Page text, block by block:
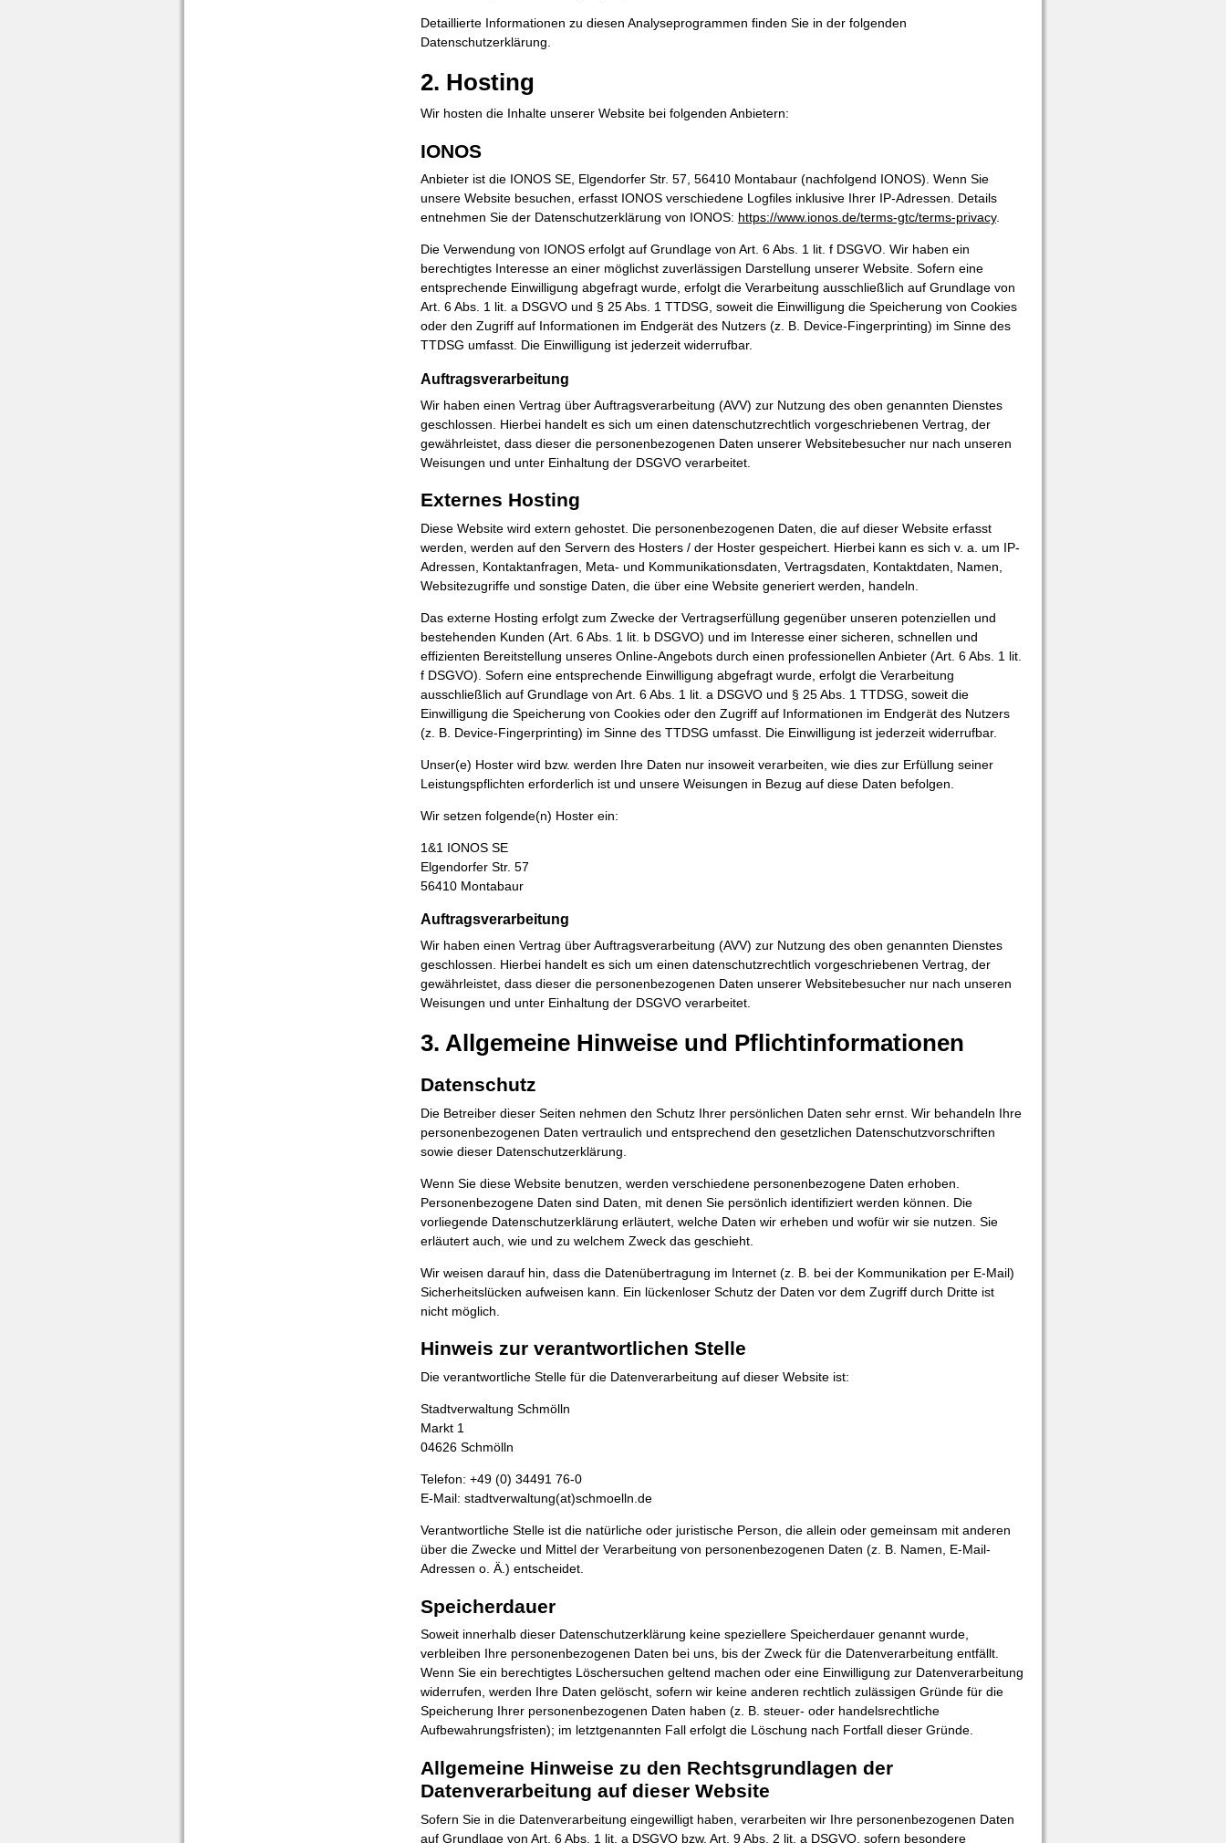
Detaillierte Informationen zu diesen Analyseprogrammen finden Sie in der folgenden
Datenschutzerklärung.
2. Hosting
Wir hosten die Inhalte unserer Website bei folgenden Anbietern:
IONOS
Anbieter ist die IONOS SE, Elgendorfer Str. 57, 56410 Montabaur (nachfolgend IONOS). Wenn Sie
unsere Website besuchen, erfasst IONOS verschiedene Logfiles inklusive Ihrer IP-Adressen. Details
entnehmen Sie der Datenschutzerklärung von IONOS: https://www.ionos.de/terms-gtc/terms-privacy.
Die Verwendung von IONOS erfolgt auf Grundlage von Art. 6 Abs. 1 lit. f DSGVO. Wir haben ein
berechtigtes Interesse an einer möglichst zuverlässigen Darstellung unserer Website. Sofern eine
entsprechende Einwilligung abgefragt wurde, erfolgt die Verarbeitung ausschließlich auf Grundlage von
Art. 6 Abs. 1 lit. a DSGVO und § 25 Abs. 1 TTDSG, soweit die Einwilligung die Speicherung von Cookies
oder den Zugriff auf Informationen im Endgerät des Nutzers (z. B. Device-Fingerprinting) im Sinne des
TTDSG umfasst. Die Einwilligung ist jederzeit widerrufbar.
Auftragsverarbeitung
Wir haben einen Vertrag über Auftragsverarbeitung (AVV) zur Nutzung des oben genannten Dienstes
geschlossen. Hierbei handelt es sich um einen datenschutzrechtlich vorgeschriebenen Vertrag, der
gewährleistet, dass dieser die personenbezogenen Daten unserer Websitebesucher nur nach unseren
Weisungen und unter Einhaltung der DSGVO verarbeitet.
Externes Hosting
Diese Website wird extern gehostet. Die personenbezogenen Daten, die auf dieser Website erfasst
werden, werden auf den Servern des Hosters / der Hoster gespeichert. Hierbei kann es sich v. a. um IP-
Adressen, Kontaktanfragen, Meta- und Kommunikationsdaten, Vertragsdaten, Kontaktdaten, Namen,
Websitezugriffe und sonstige Daten, die über eine Website generiert werden, handeln.
Das externe Hosting erfolgt zum Zwecke der Vertragserfüllung gegenüber unseren potenziellen und
bestehenden Kunden (Art. 6 Abs. 1 lit. b DSGVO) und im Interesse einer sicheren, schnellen und
effizienten Bereitstellung unseres Online-Angebots durch einen professionellen Anbieter (Art. 6 Abs. 1 lit.
f DSGVO). Sofern eine entsprechende Einwilligung abgefragt wurde, erfolgt die Verarbeitung
ausschließlich auf Grundlage von Art. 6 Abs. 1 lit. a DSGVO und § 25 Abs. 1 TTDSG, soweit die
Einwilligung die Speicherung von Cookies oder den Zugriff auf Informationen im Endgerät des Nutzers
(z. B. Device-Fingerprinting) im Sinne des TTDSG umfasst. Die Einwilligung ist jederzeit widerrufbar.
Unser(e) Hoster wird bzw. werden Ihre Daten nur insoweit verarbeiten, wie dies zur Erfüllung seiner
Leistungspflichten erforderlich ist und unsere Weisungen in Bezug auf diese Daten befolgen.
Wir setzen folgende(n) Hoster ein:
1&1 IONOS SE
Elgendorfer Str. 57
56410 Montabaur
Auftragsverarbeitung
Wir haben einen Vertrag über Auftragsverarbeitung (AVV) zur Nutzung des oben genannten Dienstes
geschlossen. Hierbei handelt es sich um einen datenschutzrechtlich vorgeschriebenen Vertrag, der
gewährleistet, dass dieser die personenbezogenen Daten unserer Websitebesucher nur nach unseren
Weisungen und unter Einhaltung der DSGVO verarbeitet.
3. Allgemeine Hinweise und Pflicht­informationen
Datenschutz
Die Betreiber dieser Seiten nehmen den Schutz Ihrer persönlichen Daten sehr ernst. Wir behandeln Ihre
personenbezogenen Daten vertraulich und entsprechend den gesetzlichen Datenschutzvorschriften
sowie dieser Datenschutzerklärung.
Wenn Sie diese Website benutzen, werden verschiedene personenbezogene Daten erhoben.
Personenbezogene Daten sind Daten, mit denen Sie persönlich identifiziert werden können. Die
vorliegende Datenschutzerklärung erläutert, welche Daten wir erheben und wofür wir sie nutzen. Sie
erläutert auch, wie und zu welchem Zweck das geschieht.
Wir weisen darauf hin, dass die Datenübertragung im Internet (z. B. bei der Kommunikation per E-Mail)
Sicherheitslücken aufweisen kann. Ein lückenloser Schutz der Daten vor dem Zugriff durch Dritte ist
nicht möglich.
Hinweis zur verantwortlichen Stelle
Die verantwortliche Stelle für die Datenverarbeitung auf dieser Website ist:
Stadtverwaltung Schmölln
Markt 1
04626 Schmölln
Telefon: +49 (0) 34491 76-0
E-Mail: stadtverwaltung(at)schmoelln.de
Verantwortliche Stelle ist die natürliche oder juristische Person, die allein oder gemeinsam mit anderen
über die Zwecke und Mittel der Verarbeitung von personenbezogenen Daten (z. B. Namen, E-Mail-
Adressen o. Ä.) entscheidet.
Speicherdauer
Soweit innerhalb dieser Datenschutzerklärung keine speziellere Speicherdauer genannt wurde,
verbleiben Ihre personenbezogenen Daten bei uns, bis der Zweck für die Datenverarbeitung entfällt.
Wenn Sie ein berechtigtes Löschersuchen geltend machen oder eine Einwilligung zur Datenverarbeitung
widerrufen, werden Ihre Daten gelöscht, sofern wir keine anderen rechtlich zulässigen Gründe für die
Speicherung Ihrer personenbezogenen Daten haben (z. B. steuer- oder handelsrechtliche
Aufbewahrungsfristen); im letztgenannten Fall erfolgt die Löschung nach Fortfall dieser Gründe.
Allgemeine Hinweise zu den Rechtsgrundlagen der
Datenverarbeitung auf dieser Website
Sofern Sie in die Datenverarbeitung eingewilligt haben, verarbeiten wir Ihre personenbezogenen Daten
auf Grundlage von Art. 6 Abs. 1 lit. a DSGVO bzw. Art. 9 Abs. 2 lit. a DSGVO, sofern besondere